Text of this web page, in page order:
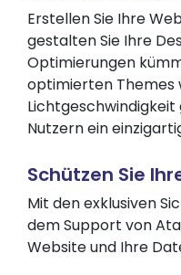
Erstellen Sie Ihre
gestalten Sie Ihre
Optimierungen
optimierten Themes
Nutzern ein
Schützen Sie
Mit den exklusiven
dem Support von
Website und Ihre